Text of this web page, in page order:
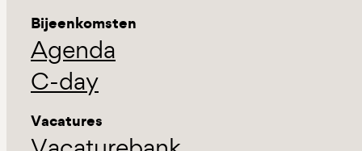
Bijeenkomsten
Agenda
C-day
Vacatures